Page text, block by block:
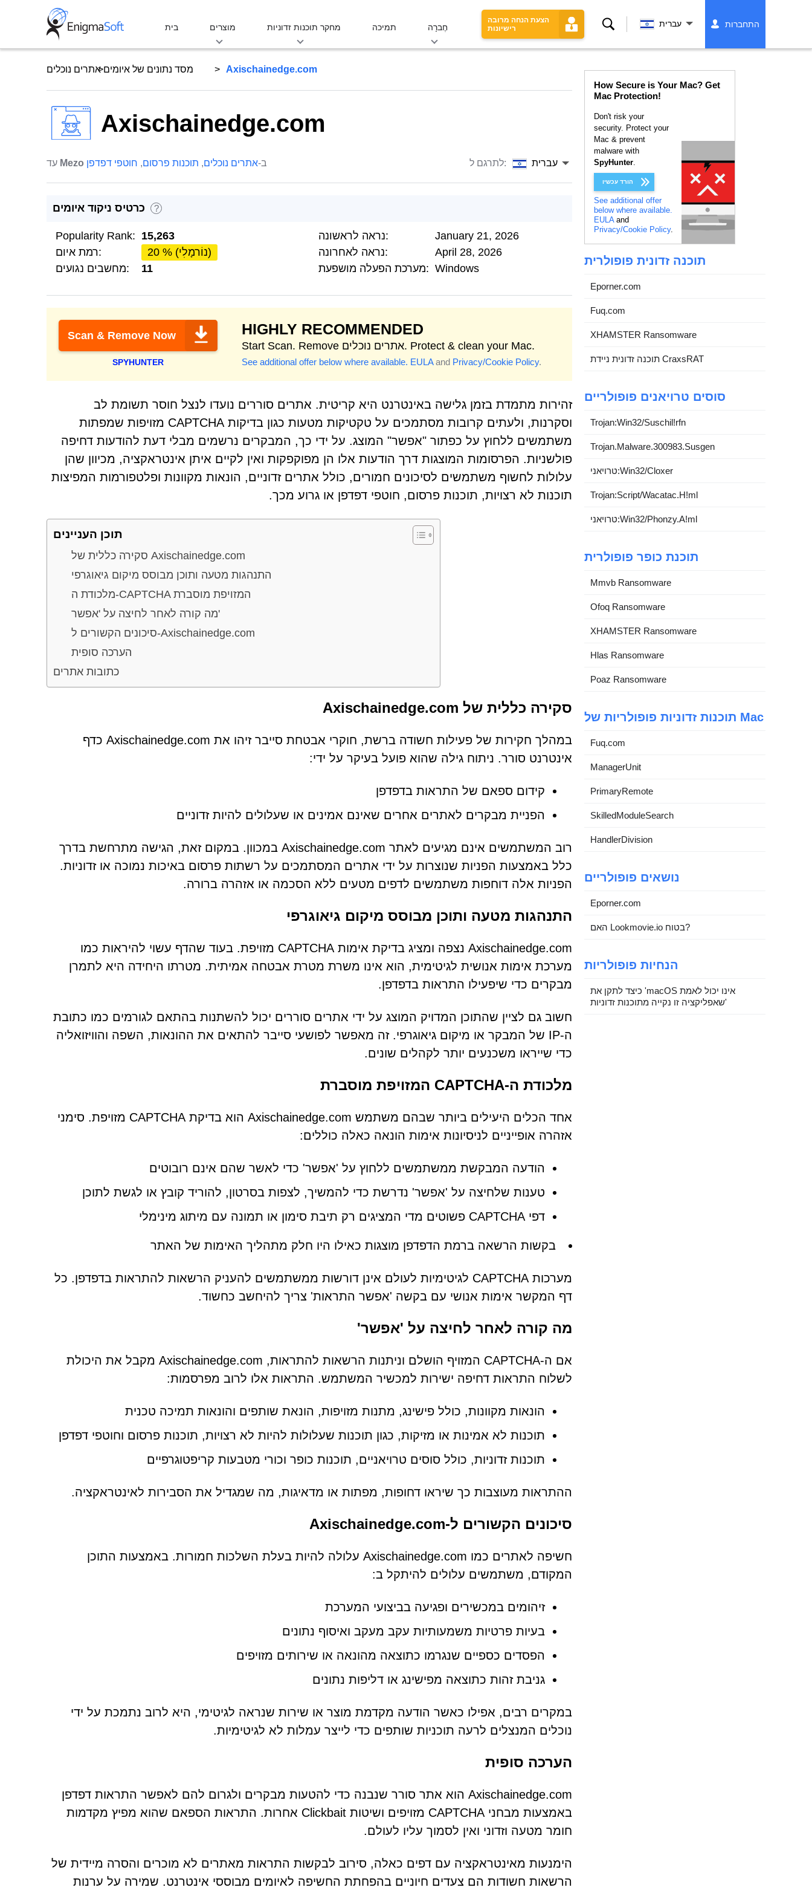
בית מוצרים מחקר תוכנות זדוניות תמיכה חֶברָה
הצעת הנחה מרובה
רישיונות
לחפש עברית התחברות
מסד נתונים של איומים אתרים נוכלים Axischainedge.com
Axischainedge.com
Mezo ב-אתרים נוכלים, תוכנות פרסום, חוטפי דפדפן לתרגם ל: עברית
כרטיס ניקוד איומים ?
Popularity Rank: 15,263
רמת איום:
20 % (נוֹרמָלִי)
מחשבים נגועים:
11
נראה לראשונה:
January 21, 2026
נראה לאחרונה:
April 28, 2026
מערכת הפעלה מושפעת: Windows
Scan & Remove Now
SPYHUNTER
HIGHLY RECOMMENDED
Start Scan. Remove אתרים נוכלים. Protect & clean your Mac.
See additional offer below where available. EULAand Privacy/Cookie Policy.
זהירות מתמדת בזמן גלישה באינטרנט היא קריטית. אתרים סוררים נועדו לנצל חוסר תשומת לב
וסקרנות, ולעתים קרובות מסתמכים על טקטיקות מטעות כגון בדיקות CAPTCHA מזויפות שמפתות
משתמשים ללחוץ על כפתור "אפשר" המוצג. על ידי כך, המבקרים נרשמים מבלי דעת להודעות דחיפה
פולשניות. הפרסומות המוצגות דרך הודעות אלו הן מפוקפקות ואין לקיים איתן אינטראקציה, מכיוון שהן
עלולות לחשוף משתמשים לסיכונים חמורים, כולל אתרים זדוניים, הונאות מקוונות ופלטפורמות המפיצות
תוכנות לא רצויות, תוכנות פרסום, חוטפי דפדפן או גרוע מכך.
תוכן העניינים
סקירה כללית של Axischainedge.com
התנהגות מטעה ותוכן מבוסס מיקום גיאוגרפי
מלכודת ה-CAPTCHA המזויפת מוסברת
מה קורה לאחר לחיצה על 'אפשר'
סיכונים הקשורים ל-Axischainedge.com
הערכה סופית
כתובות אתרים
סקירה כללית של Axischainedge.com
במהלך חקירות של פעילות חשודה ברשת, חוקרי אבטחת סייבר זיהו את Axischainedge.com כדף
אינטרנט סורר. ניתוח גילה שהוא פועל בעיקר על ידי:
קידום ספאם של התראות בדפדפן
הפניית מבקרים לאתרים אחרים שאינם אמינים או שעלולים להיות זדוניים
רוב המשתמשים אינם מגיעים לאתר Axischainedge.com במכוון. במקום זאת, הגישה מתרחשת בדרך
כלל באמצעות הפניות שנוצרות על ידי אתרים המסתמכים על רשתות פרסום באיכות נמוכה או זדוניות.
הפניות אלה דוחפות משתמשים לדפים מטעים ללא הסכמה או אזהרה ברורה.
התנהגות מטעה ותוכן מבוסס מיקום גיאוגרפי
Axischainedge.com נצפה ומציג בדיקת אימות CAPTCHA מזויפת. בעוד שהדף עשוי להיראות כמו
מערכת אימות אנושית לגיטימית, הוא אינו משרת מטרת אבטחה אמיתית. מטרתו היחידה היא לתמרן
מבקרים כדי שיפעילו התראות בדפדפן.
חשוב גם לציין שהתוכן המדויק המוצג על ידי אתרים סוררים יכול להשתנות בהתאם לגורמים כמו כתובת
ה-IP של המבקר או מיקום גיאוגרפי. זה מאפשר לפושעי סייבר להתאים את ההונאות, השפה והוויזואליה
כדי שייראו משכנעים יותר לקהלים שונים.
מלכודת ה-CAPTCHA המזויפת מוסברת
אחד הכלים היעילים ביותר שבהם משתמש Axischainedge.com הוא בדיקת CAPTCHA מזויפת. סימני
אזהרה אופייניים לניסיונות אימות הונאה כאלה כוללים:
הודעה המבקשת ממשתמשים ללחוץ על 'אפשר' כדי לאשר שהם אינם רובוטים
טענות שלחיצה על 'אפשר' נדרשת כדי להמשיך, לצפות בסרטון, להוריד קובץ או לגשת לתוכן
דפי CAPTCHA פשוטים מדי המציגים רק תיבת סימון או תמונה עם מיתוג מינימלי
בקשות הרשאה ברמת הדפדפן מוצגות כאילו היו חלק מתהליך האימות של האתר
מערכות CAPTCHA לגיטימיות לעולם אינן דורשות ממשתמשים להעניק הרשאות להתראות בדפדפן. כל
דף המקשר אימות אנושי עם בקשה 'אפשר התראות' צריך להיחשב כחשוד.
מה קורה לאחר לחיצה על 'אפשר'
אם ה-CAPTCHA המזויף הושלם וניתנות הרשאות להתראות, Axischainedge.com מקבל את היכולת
לשלוח התראות דחיפה ישירות למכשיר המשתמש. התראות אלו לרוב מפרסמות:
הונאות מקוונות, כולל פישינג, מתנות מזויפות, הונאת שותפים והונאות תמיכה טכנית
תוכנות לא אמינות או מזיקות, כגון תוכנות שעלולות להיות לא רצויות, תוכנות פרסום וחוטפי דפדפן
תוכנות זדוניות, כולל סוסים טרויאניים, תוכנות כופר וכורי מטבעות קריפטוגרפיים
ההתראות מעוצבות כך שיראו דחופות, מפתות או מדאיגות, מה שמגדיל את הסבירות לאינטראקציה.
סיכונים הקשורים ל-Axischainedge.com
חשיפה לאתרים כמו Axischainedge.com עלולה להיות בעלת השלכות חמורות. באמצעות התוכן
המקודם, משתמשים עלולים להיתקל ב:
זיהומים במכשירים ופגיעה בביצועי המערכת
בעיות פרטיות משמעותיות עקב מעקב ואיסוף נתונים
הפסדים כספיים שנגרמו כתוצאה מהונאה או שירותים מזויפים
גניבת זהות כתוצאה מפישינג או דליפות נתונים
במקרים רבים, אפילו כאשר הודעה מקדמת מוצר או שירות שנראה לגיטימי, היא לרוב נתמכת על ידי
נוכלים המנצלים לרעה תוכניות שותפים כדי לייצר עמלות לא לגיטימיות.
הערכה סופית
Axischainedge.com הוא אתר סורר שנבנה כדי להטעות מבקרים ולגרום להם לאפשר התראות דפדפן
באמצעות מבחני CAPTCHA מזויפים ושיטות Clickbait אחרות. התראות הספאם שהוא מפיץ מקדמות
חומר מטעה וזדוני ואין לסמוך עליו לעולם.
הימנעות מאינטראקציה עם דפים כאלה, סירוב לבקשות התראות מאתרים לא מוכרים והסרה מיידית של
הרשאות חשודות הם צעדים חיוניים בהפחתת החשיפה לאיומים מבוססי אינטרנט. שמירה על ערנות
How Secure is Your Mac? Get
Mac Protection!
Don't risk your
security. Protect your
Mac & prevent
malware with
SpyHunter.
הורד עכשיו
See additional offer
below where available.
EULAand
Privacy/Cookie Policy.
תוכנה זדונית פופולרית
Eporner.com
Fuq.com
XHAMSTER Ransomware
תוכנה זדונית ניידת CraxsRAT
סוסים טרויאנים פופולריים
Trojan:Win32/Suschil!rfn
Trojan.Malware.300983.Susgen
טרויאני:Win32/Cloxer
Trojan:Script/Wacatac.H!ml
טרויאני:Win32/Phonzy.A!ml
תוכנת כופר פופולרית
Mmvb Ransomware
Ofoq Ransomware
XHAMSTER Ransomware
Hlas Ransomware
Poaz Ransomware
תוכנות זדוניות פופולריות של Mac
Fuq.com
ManagerUnit
PrimaryRemote
SkilledModuleSearch
HandlerDivision
נושאים פופולריים
Eporner.com
האם Lookmovie.io בטוח?
הנחיות פופולריות
כיצד לתקן את 'macOS אינו יכול לאמת
שאפליקציה זו נקייה מתוכנות זדוניות'